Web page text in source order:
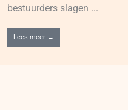
bestuurders slagen ...
Lees meer →